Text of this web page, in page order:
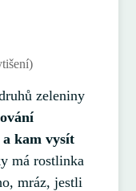
zeleniny
kam vysít
má rostlinka
mráz, jestli